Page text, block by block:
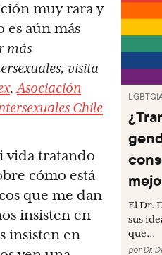
El Dr.
sus
que...
porDr.
muy rara y
es aún más
más
visita
, Asociación
Chile
vida tratando
cómo está
que me dan
insisten en
insisten en